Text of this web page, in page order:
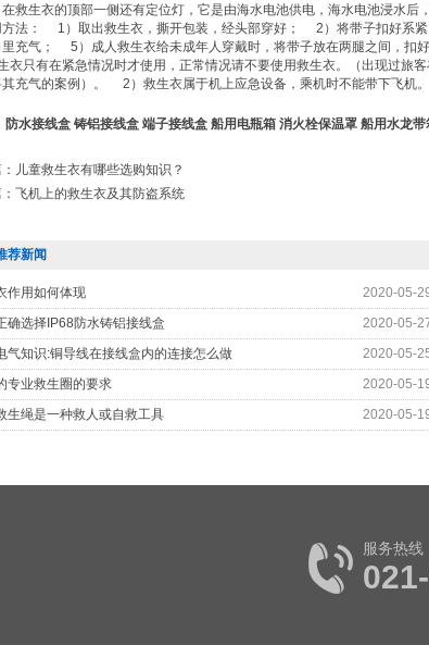
救生衣的顶部一侧还有定位灯，它是由海水电池供电，海水电池浸水
方法： 1）取出救生衣 ，撕开包装，经头部穿好； 2）将带子扣好系
里充气； 5）成人 救生衣给未成年人穿戴时，将带子放在两腿之间，
衣只有在紧急情况时才使用，正常情况请不要使用救生衣。（出现过旅
其充气的案例）。 2） 救生衣属于机上应急设备，乘机时不能带下飞机
防水接线盒 铸铝接线盒 端子接线盒 船用电瓶箱 消火栓保温罩 船用水龙带
儿童救生衣有哪些选购知识？
飞机上的救生衣及其防盗系统
荐新闻
2020-05-
作用如何体现
2020-05-
确选择IP68防水铸铝接线盒
2020-05-
气知识:铜导线在接线盒内的连接怎么做
2020-05-
专业救生圈的要求
2020-05-
生绳是一种救人或自救工具
服务热线